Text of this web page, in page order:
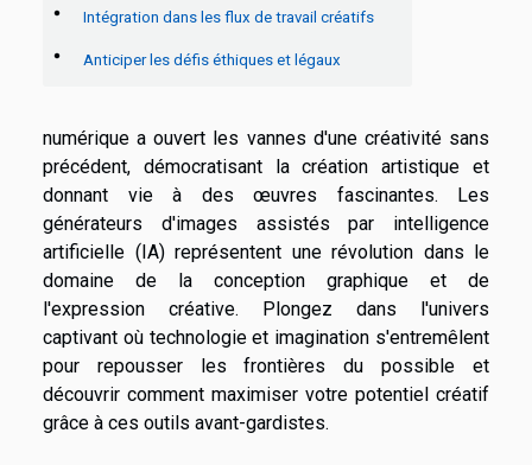
Intégration dans les flux de travail créatifs
Anticiper les défis éthiques et légaux
numérique a ouvert les vannes d'une créativité sans
précédent, démocratisant la création artistique et
donnant vie à des œuvres fascinantes. Les
générateurs d'images assistés par intelligence
artificielle (IA) représentent une révolution dans le
domaine de la conception graphique et de
l'expression créative. Plongez dans l'univers
captivant où technologie et imagination s'entremêlent
pour repousser les frontières du possible et
découvrir comment maximiser votre potentiel créatif
grâce à ces outils avant-gardistes.